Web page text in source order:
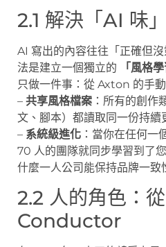
2.1 解決「AI 味
AI 寫出的內容往往「正確但
法是建立一個獨立的
「風格
只做一件事：從 Axton 的手
– 共享風格檔案 ：所有的創
文、腳本）都讀取同一份持續
– 系統級進化 ：當你在任何一
70 人的團隊就同步學習到了
什麼一人公司能保持品牌一致
2.2 人的角色：
Conductor